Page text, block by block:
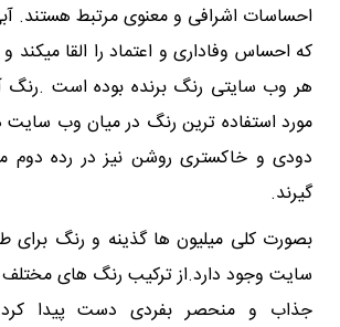
احساسات اشرافی و معنوی مرتبط هستند.
که احساس وفاداری و اعتماد را القا میکند
هر وب سایتی رنگ برنده بوده است .رنگ
مورد استفاده ترین رنگ در میان وب
دودی و خاکستری روشن نیز در رده دوم
گیرند.
بصورت کلی میلیون ها گذینه و رنگ برای
سایت وجود دارد.از ترکیب رنگ های مختلف
جذاب و منحصر بفردی دست پیدا